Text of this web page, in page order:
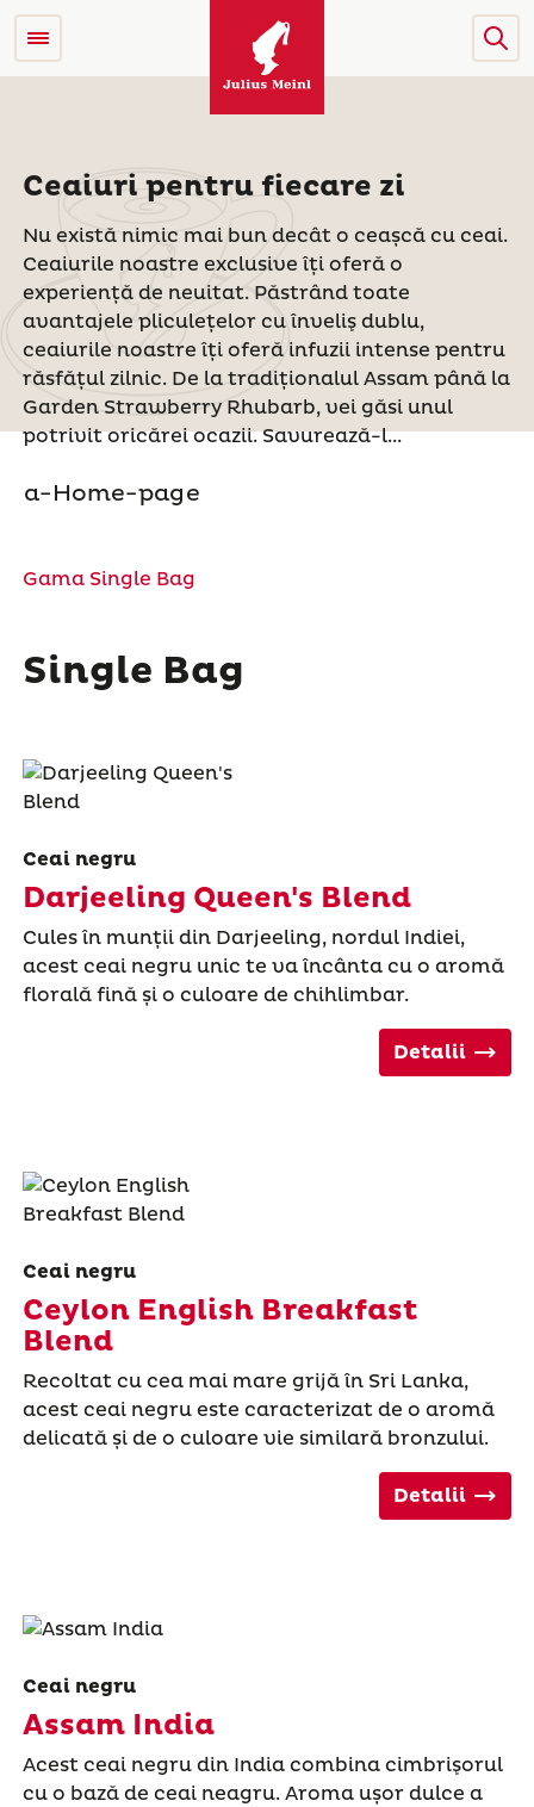
Ceaiuri pentru fiecare zi
Nu există nimic mai bun decât o ceașcă cu ceai.
Ceaiurile noastre exclusive îți oferă o
experiență de neuitat. Păstrând toate
avantajele pliculețelor cu înveliş dublu,
ceaiurile noastre îți oferă infuzii intense pentru
răsfățul zilnic. De la tradiționalul Assam până la
Garden Strawberry Rhubarb, vei găsi unul
potrivit oricărei ocazii. Savurează-l...
Gama Single Bag
Single Bag
Ceai negru
Darjeeling Queen's Blend
Cules în munții din Darjeeling, nordul Indiei,
acest ceai negru unic te va încânta cu o aromă
florală fină și o culoare de chihlimbar.
Detalii
Ceai negru
Ceylon English Breakfast
Blend
Recoltat cu cea mai mare grijă în Sri Lanka,
acest ceai negru este caracterizat de o aromă
delicată și de o culoare vie similară bronzului.
Detalii
Ceai negru
Assam India
Acest ceai negru din India combina cimbrişorul
cu o bază de ceai neagru. Aroma ușor dulce a